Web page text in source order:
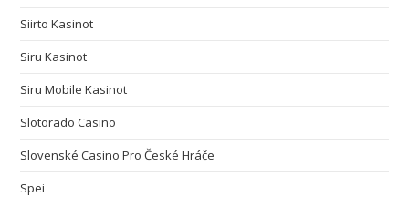
Siirto Kasinot
Siru Kasinot
Siru Mobile Kasinot
Slotorado Casino
Slovenské Casino Pro České Hráče
Spei